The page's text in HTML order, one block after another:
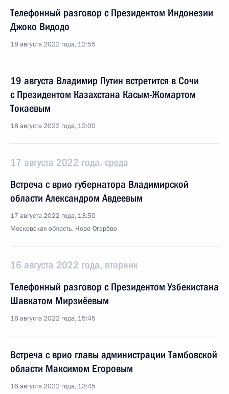
Телефонный разговор с Президентом Индонезии
Джоко Видодо
18 августа 2022 года, 12:55
19 августа Владимир Путин встретится в Сочи
с Президентом Казахстана Касым-Жомартом
Токаевым
18 августа 2022 года, 12:00
17 августа 2022 года, среда
Встреча с врио губернатора Владимирской
области Александром Авдеевым
17 августа 2022 года, 13:50
Московская область, Ново-Огарёво
16 августа 2022 года, вторник
Телефонный разговор с Президентом Узбекистана
Шавкатом Мирзиёевым
16 августа 2022 года, 15:45
Встреча с врио главы администрации Тамбовской
области Максимом Егоровым
16 августа 2022 года, 13:45